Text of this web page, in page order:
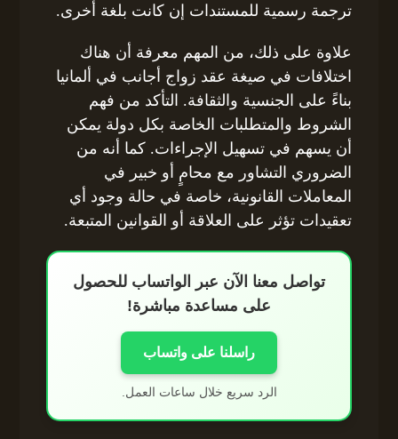
ترجمة رسمية للمستندات إن كانت بلغة أخرى.
علاوة على ذلك، من المهم معرفة أن هناك
اختلافات في صيغة عقد زواج أجانب في ألمانيا
بناءً على الجنسية والثقافة. التأكد من فهم
الشروط والمتطلبات الخاصة بكل دولة يمكن
أن يسهم في تسهيل الإجراءات. كما أنه من
الضروري التشاور مع محامٍ أو خبير في
المعاملات القانونية، خاصة في حالة وجود أي
تعقيدات تؤثر على العلاقة أو القوانين المتبعة.
تواصل معنا الآن عبر الواتساب للحصول
على مساعدة مباشرة!
راسلنا على واتساب
الرد سريع خلال ساعات العمل.